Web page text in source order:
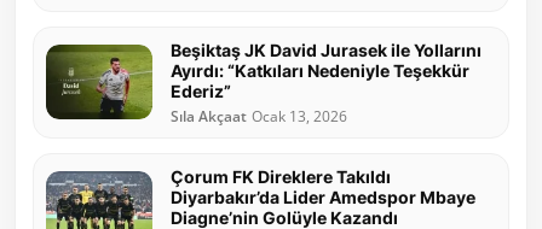
Beşiktaş JK David Jurasek ile Yollarını
Ayırdı: “Katkıları Nedeniyle Teşekkür
Ederiz”
Sıla Akçaat Ocak 13, 2026
Çorum FK Direklere Takıldı
Diyarbakır’da Lider Amedspor Mbaye
Diagne’nin Golüyle Kazandı